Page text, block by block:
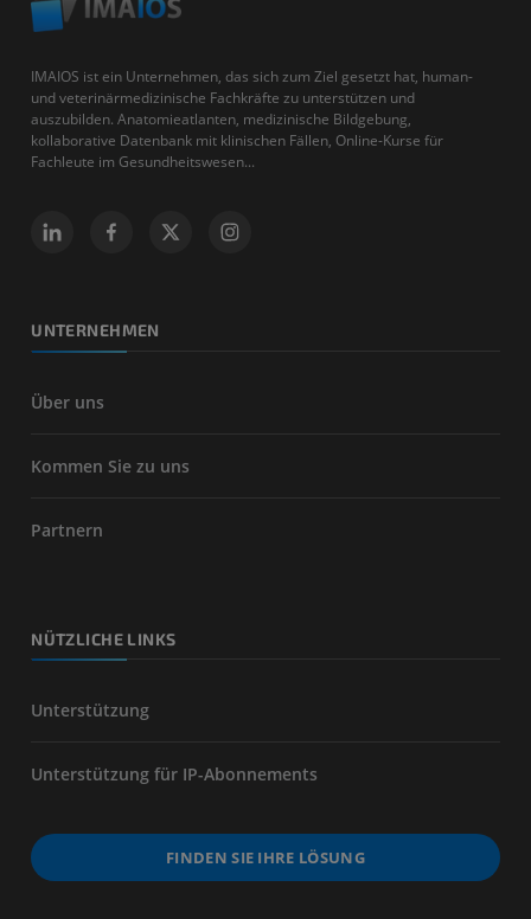
IMAIOS ist ein Unternehmen, das sich zum Ziel gesetzt hat, human-
und veterinärmedizinische Fachkräfte zu unterstützen und
auszubilden. Anatomieatlanten, medizinische Bildgebung,
kollaborative Datenbank mit klinischen Fällen, Online-Kurse für
Fachleute im Gesundheitswesen...
UNTERNEHMEN
Über uns
Kommen Sie zu uns
Partnern
NÜTZLICHE LINKS
Unterstützung
Unterstützung für IP-Abonnements
FINDEN SIE IHRE LÖSUNG